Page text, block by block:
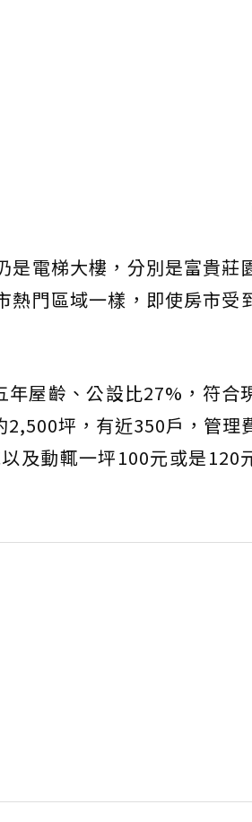
是電梯大樓，分別是富貴莊
熱門區域一樣，即使房市受
屋齡、公設比27%，符合
坪，有近350戶，管理
及動輒一坪100元或是120